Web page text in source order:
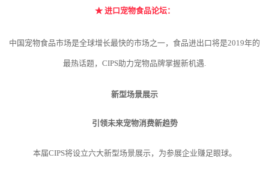
★ 进口宠物食品论坛：
中国宠物食品市场是全球增长最快的市场之一，食品进出口将是2019年的
最热话题，CIPS助力宠物品牌掌握新机遇.
新型场景展示
引领未来宠物消费新趋势
本届CIPS将设立六大新型场景展示，为参展企业赚足眼球。